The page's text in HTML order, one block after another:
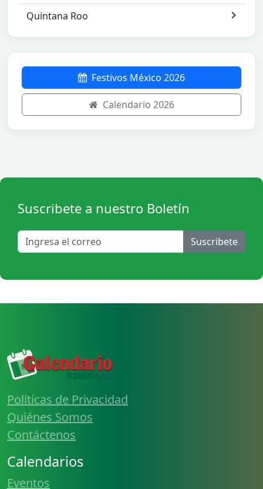
Quintana Roo
Festivos México 2026
Calendario 2026
Suscribete a nuestro Boletín
Suscribete
Políticas de Privacidad
Quiénes Somos
Contáctenos
Calendarios
Eventos